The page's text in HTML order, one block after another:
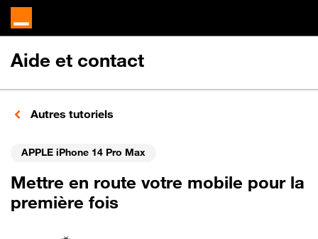
Aide et contact
Autres tutoriels
APPLE iPhone 14 Pro Max
Mettre en route votre mobile pour la
première fois